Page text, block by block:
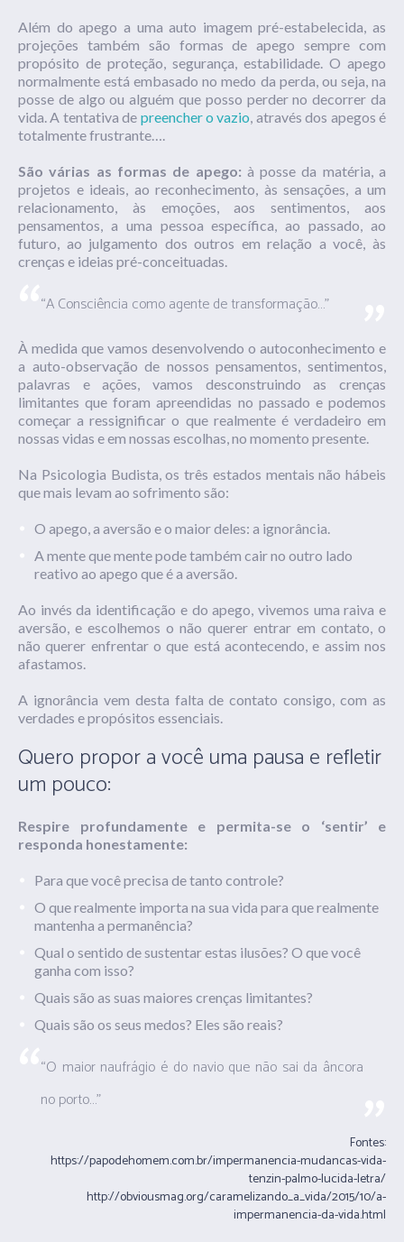
Além do apego a uma auto imagem pré-estabelecida, as
projeções também são formas de apego sempre com
propósito de proteção, segurança, estabilidade. O apego
normalmente está embasado no medo da perda, ou seja, na
posse de algo ou alguém que posso perder no decorrer da
vida. A tentativa de preencher o vazio, através dos apegos é
totalmente frustrante….
São várias as formas de apego: à posse da matéria, a
projetos e ideais, ao reconhecimento, às sensações, a um
relacionamento, às emoções, aos sentimentos, aos
pensamentos, a uma pessoa específica, ao passado, ao
futuro, ao julgamento dos outros em relação a você, às
crenças e ideias pré-conceituadas.
“A Consciência como agente de transformação…”
À medida que vamos desenvolvendo o autoconhecimento e
a auto-observação de nossos pensamentos, sentimentos,
palavras e ações, vamos desconstruindo as crenças
limitantes que foram apreendidas no passado e podemos
começar a ressignificar o que realmente é verdadeiro em
nossas vidas e em nossas escolhas, no momento presente.
Na Psicologia Budista, os três estados mentais não hábeis
que mais levam ao sofrimento são:
O apego, a aversão e o maior deles: a ignorância.
A mente que mente pode também cair no outro lado
reativo ao apego que é a aversão.
Ao invés da identificação e do apego, vivemos uma raiva e
aversão, e escolhemos o não querer entrar em contato, o
não querer enfrentar o que está acontecendo, e assim nos
afastamos.
A ignorância vem desta falta de contato consigo, com as
verdades e propósitos essenciais.
Quero propor a você uma pausa e refletir
um pouco:
Respire profundamente e permita-se o ‘sentir’ e
responda honestamente:
Para que você precisa de tanto controle?
O que realmente importa na sua vida para que realmente
mantenha a permanência?
Qual o sentido de sustentar estas ilusões? O que você
ganha com isso?
Quais são as suas maiores crenças limitantes?
Quais são os seus medos? Eles são reais?
“O maior naufrágio é do navio que não sai da âncora
no porto…”
Fontes:
https://papodehomem.com.br/impermanencia-mudancas-vida-
tenzin-palmo-lucida-letra/
http://obviousmag.org/caramelizando_a_vida/2015/10/a-
impermanencia-da-vida.html